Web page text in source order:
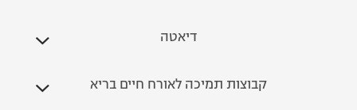
דיאטה
קבוצות תמיכה לאורח חיים בריא